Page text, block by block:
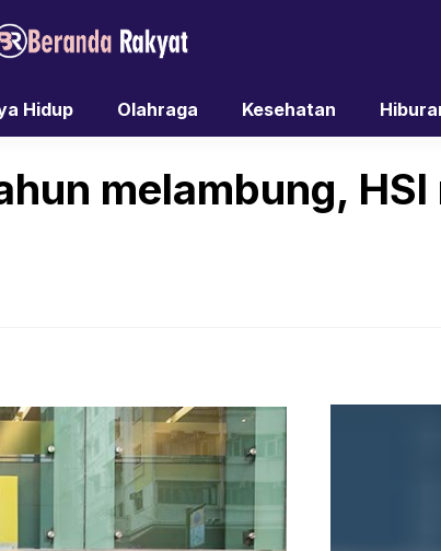
Hidup Olahraga Kesehatan
melambung, HSI